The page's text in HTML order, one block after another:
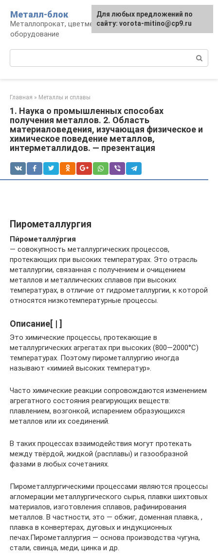
контенту
Металл-блок
Металлопрокат, цветмет, обработка и
оборудование
Главная » Металлы и сплавы
1. Наука о промышленных способах
получения металлов. 2. Область
материаловедения, изучающая физическое и
химическое поведение металлов,
интерметаллидов. — презентация
Пирометаллургия
Пи́рометаллу́ргия
— совокупность металлургических процессов,
протекающих при высоких температурах. Это отрасль
металлургии, связанная с получением и очищением
металлов и металлических сплавов при высоких
температурах, в отличие от гидрометаллургии, к которой
относятся низкотемпературные процессы.
Описание[ | ]
Это химические процессы, протекающие в
металлургических агрегатах при высоких (800—2000°С)
температурах. Поэтому пирометаллургию иногда
называют «химией высоких температур».
Часто химические реакции сопровождаются изменением
агрегатного состояния реагирующих веществ:
плавлением, возгонкой, испарением образующихся
металлов или их соединений.
В таких процессах взаимодействия могут протекать
между твёрдой, жидкой (расплавы) и газообразной
фазами в любых сочетаниях.
Пирометаллургическими процессами являются процессы
агломерации металлургического сырья, плавки шихтовых
материалов, изготовления сплавов, рафинирования
металлов. В частности, это — обжиг, доменная плавка, ,
плавка в конвертерах, дуговых и индукционных
печах.Пирометаллургия — основа производства чугуна,
стали, свинца, меди, цинка и др.
Для любых предложений по
сайту: vorota-mitino@cp9.ru